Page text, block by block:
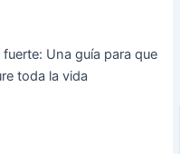
Una guía para que
toda la vida